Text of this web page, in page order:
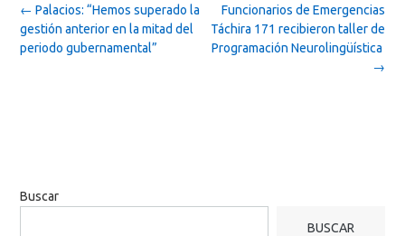
Post
navigation
Funcionarios de Emergencias
Táchira 171 recibieron taller de
Programación Neurolingüística
→
← Palacios: “Hemos superado la
gestión anterior en la mitad del
periodo gubernamental”
Buscar
BUSCAR